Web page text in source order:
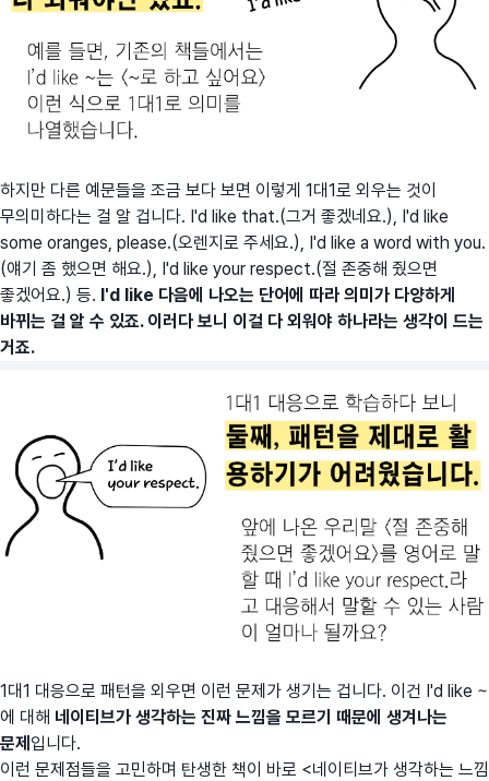
하지만 다른 예문들을 조금 보다 보면 이렇게 1대1로 외우는 것이
무의미하다는 걸 알 겁니다. I'd like that.(그거 좋겠네요.), I'd like
some oranges, please.(오렌지로 주세요.), I'd like a word with you.
(얘기 좀 했으면 해요.), I'd like your respect.(절 존중해 줬으면
좋겠어요.) 등. I'd like 다음에 나오는 단어에 따라 의미가 다양하게
바뀌는 걸 알 수 있죠. 이러다 보니 이걸 다 외워야 하나라는 생각이 드는
거죠.
1대1 대응으로 패턴을 외우면 이런 문제가 생기는 겁니다. 이건 I'd like ~
에 대해 네이티브가 생각하는 진짜 느낌을 모르기 때문에 생겨나는
문제 입니다.
이런 문제점들을 고민하며 탄생한 책이 바로 <네이티브가 생각하는 느낌